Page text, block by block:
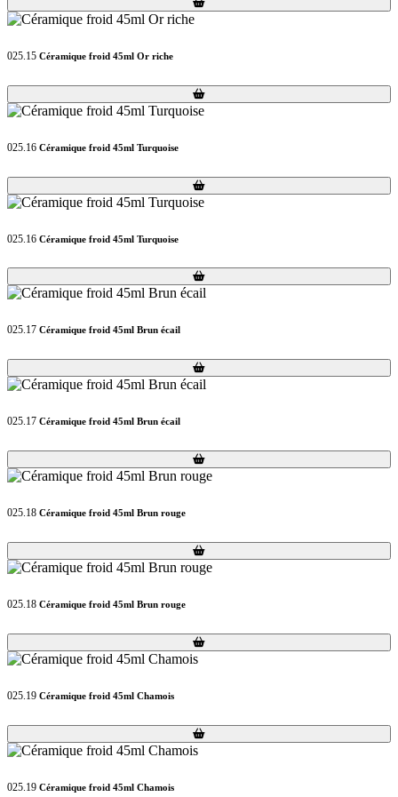
025.15 Céramique froid 45ml Or riche
Loading...
Loading...
025.16 Céramique froid 45ml Turquoise
Loading...
Loading...
025.16 Céramique froid 45ml Turquoise
Loading...
Loading...
025.17 Céramique froid 45ml Brun écail
Loading...
Loading...
025.17 Céramique froid 45ml Brun écail
Loading...
Loading...
025.18 Céramique froid 45ml Brun rouge
Loading...
Loading...
025.18 Céramique froid 45ml Brun rouge
Loading...
Loading...
025.19 Céramique froid 45ml Chamois
Loading...
Loading...
025.19 Céramique froid 45ml Chamois